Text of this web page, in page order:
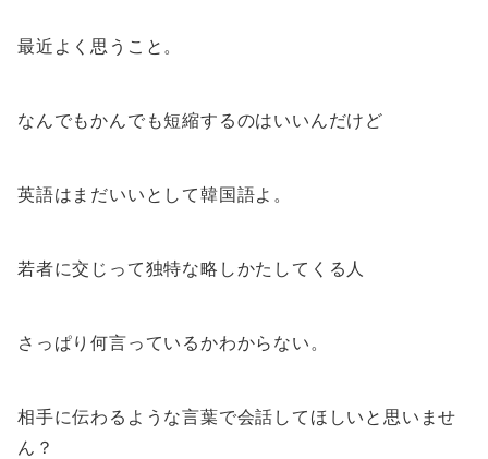
最近よく思うこと。
なんでもかんでも短縮するのはいいんだけど
英語はまだいいとして韓国語よ。
若者に交じって独特な略しかたしてくる人
さっぱり何言っているかわからない。
相手に伝わるような言葉で会話してほしいと思いませ
ん？